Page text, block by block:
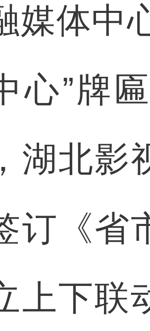
媒体中
心”牌
湖北影
订《省
上下联